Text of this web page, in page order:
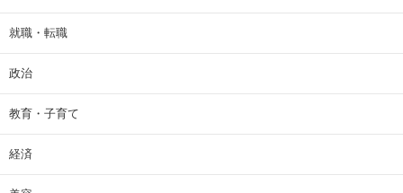
就職・転職
政治
教育・子育て
経済